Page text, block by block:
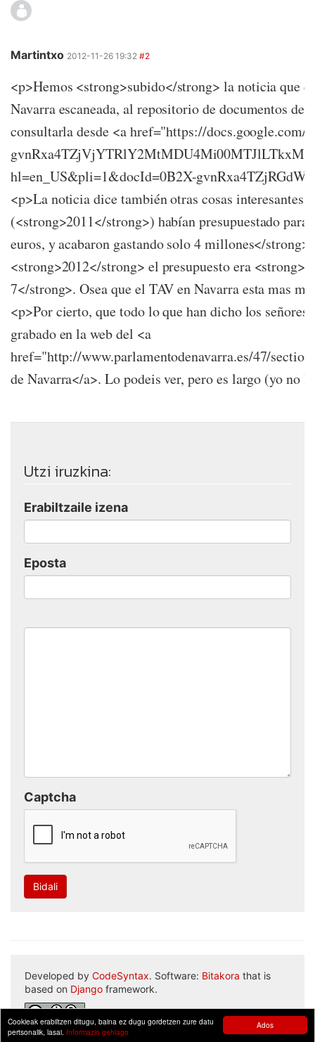
Ados
Cookieak erabiltzen ditugu, baina ez dugu gordetzen zure datu
pertsonalik, lasai. Informazio gehiago
Martintxo 2012-11-26 19:32 #2
<p>Hemos <strong>subido</strong> la noticia que
Navarra escaneada, al repositorio de documentos de
consultarla desde <a href="https://docs.google.com/
hl=en_US&pli=1&docId=0B2X-
<p>La noticia dice también otras cosas interesantes.
(<strong>2011</strong>) habían presupuestado
euros, y acabaron gastando solo 4 millones</
<strong>2012</strong> el presupuesto era
7</strong>. Osea que el TAV en Navarra esta mas
<p>Por cierto, que todo lo que han dicho los señores
grabado en la web del <a
href="http://www.parlamentodenavarra.es/47/
de Navarra</a>. Lo podeis ver, pero es largo (yo no
Utzi iruzkina:
Erabiltzaile izena
Eposta
Captcha
Bidali
Developed by CodeSyntax. Software: Bitakora that is
based on Django framework.